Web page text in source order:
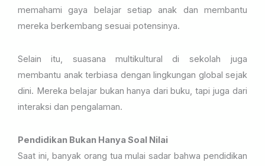
memahami gaya belajar setiap anak dan membantu
mereka berkembang sesuai potensinya.
Selain itu, suasana multikultural di sekolah juga
membantu anak terbiasa dengan lingkungan global sejak
dini. Mereka belajar bukan hanya dari buku, tapi juga dari
interaksi dan pengalaman.
Pendidikan Bukan Hanya Soal Nilai
Saat ini, banyak orang tua mulai sadar bahwa pendidikan